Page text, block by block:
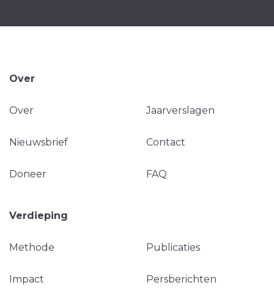
Over
Over Jaarverslagen
Nieuwsbrief Contact
Doneer FAQ
Verdieping
Methode Publicaties
Impact Persberichten